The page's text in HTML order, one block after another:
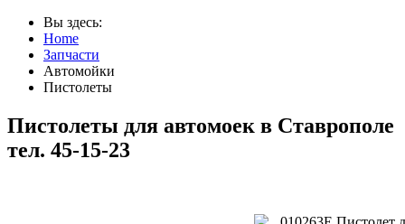
Вы здесь:
Home
Запчасти
Автомойки
Пистолеты
Пистолеты для автомоек в Ставрополе
тел. 45-15-23